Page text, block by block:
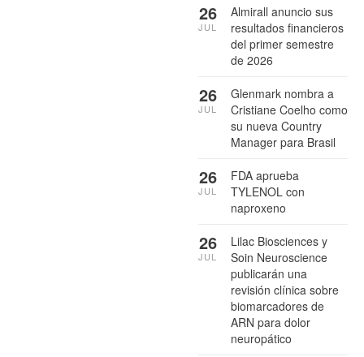
Almirall anuncio sus
resultados financieros
del primer semestre
de 2026
26
JUL
Glenmark nombra a
Cristiane Coelho como
su nueva Country
Manager para Brasil
26
JUL
FDA aprueba
TYLENOL con
naproxeno
26
JUL
Lilac Biosciences y
Soin Neuroscience
publicarán una
revisión clínica sobre
biomarcadores de
ARN para dolor
neuropático
26
JUL